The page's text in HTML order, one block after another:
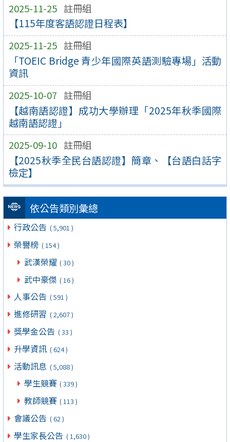
2025-11-25 註冊組
【115年度客語認證日程表】
2025-11-25 註冊組
「TOEIC Bridge 青少年國際英語測驗專場」活動
資訊
2025-10-07 註冊組
【越南語認證】成功大學辦理「2025年秋季國際
越南語認證」
2025-09-10 註冊組
【2025秋季全民台語認證】簡章、【台語白話字
檢定】
依公告類別彙總
行政公告 ( 5,901 )
榮譽榜 ( 154 )
武漢榮耀 ( 30 )
武中豪傑 ( 16 )
人事公告 ( 591 )
進修研習 ( 2,607 )
獎學金公告 ( 33 )
升學資訊 ( 624 )
活動訊息 ( 5,088 )
學生競賽 ( 339 )
教師競賽 ( 113 )
會議公告 ( 62 )
學生家長公告 ( 1,630 )